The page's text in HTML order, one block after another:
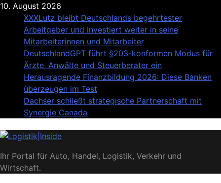
Skip
content
10. August 2026
XXXLutz bleibt Deutschlands begehrtester
Arbeitgeber und investiert weiter in seine
Mitarbeiterinnen und Mitarbeiter
DeutschlandGPT führt §203-konformen Modus für
Ärzte, Anwälte und Steuerberater ein
Herausragende Finanzbildung 2026: Diese Banken
überzeugen im Test
Dachser schließt strategische Partnerschaft mit
Synergie Canada
Logistik|Inside
Ihr Portal für Auto, Handel, Logistik, Verkehr und
Wirtschaft.